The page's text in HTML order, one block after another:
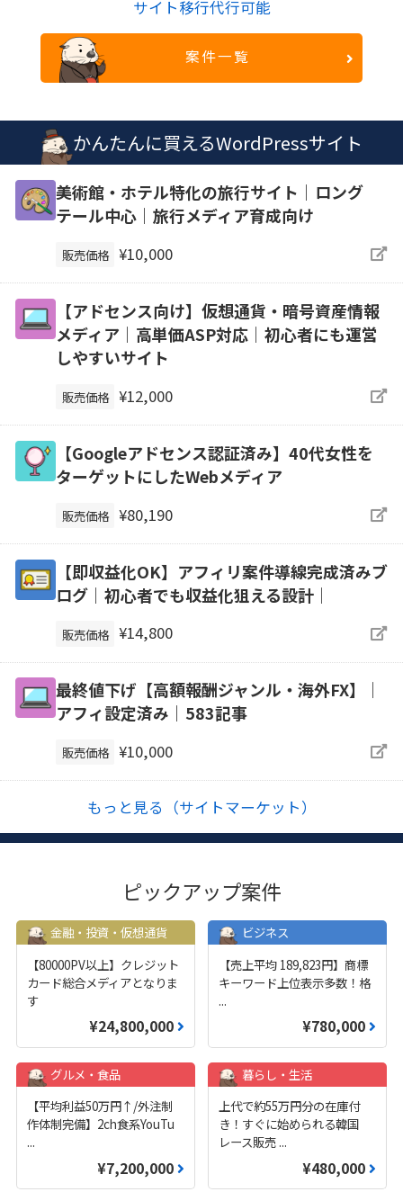
サイト移行代行可能
案件一覧
かんたんに買えるWordPressサイト
美術館・ホテル特化の旅行サイト｜ロング
テール中心｜旅行メディア育成向け
販売価格 ¥10,000
【アドセンス向け】仮想通貨・暗号資産情報
メディア｜高単価ASP対応｜初心者にも運営
しやすいサイト
販売価格 ¥12,000
【Googleアドセンス認証済み】40代女性を
ターゲットにしたWebメディア
販売価格 ¥80,190
【即収益化OK】アフィリ案件導線完成済みブ
ログ｜初心者でも収益化狙える設計｜
販売価格 ¥14,800
最終値下げ【高額報酬ジャンル・海外FX】｜
アフィ設定済み｜583記事
販売価格 ¥10,000
もっと見る（サイトマーケット）
ピックアップ案件
金融・投資・仮想通貨
【80000PV以上】クレジット
カード総合メディアとなりま
す
¥24,800,000
ビジネス
【売上平均 189,823円】商標
キーワード上位表示多数！格
...
¥780,000
グルメ・食品
【平均利益50万円↑/外注制
作体制完備】2ch食系YouTu
...
¥7,200,000
暮らし・生活
上代で約55万円分の在庫付
き！すぐに始められる韓国
レース販売 ...
¥480,000